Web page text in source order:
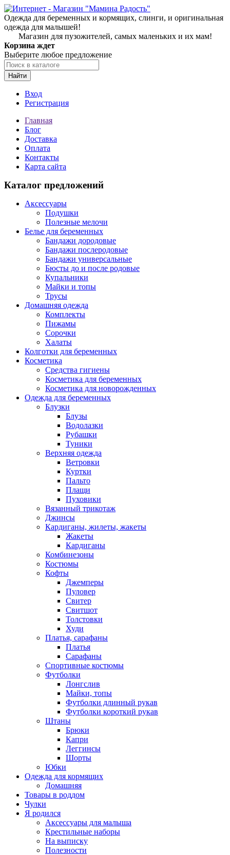
Одежда для беременных и кормящих, слинги, и оригинальная
одежда для малышей!
Магазин для пузожителей, самых маленьких и их мам!
Корзина ждет
Выберите любое предложение
Найти
Вход
Регистрация
Главная
Блог
Доставка
Оплата
Контакты
Карта сайта
Каталог предложений
Аксессуары
Подушки
Полезные мелочи
Белье для беременных
Бандажи дородовые
Бандажи послеродовые
Бандажи универсальные
Бюсты до и после родовые
Купальники
Майки и топы
Трусы
Домашняя одежда
Комплекты
Пижамы
Сорочки
Халаты
Колготки для беременных
Косметика
Cредства гигиены
Косметика для беременных
Косметика для новорожденных
Одежда для беременных
Блузки
Блузы
Водолазки
Рубашки
Туники
Верхняя одежда
Ветровки
Куртки
Пальто
Плащи
Пуховики
Вязанный трикотаж
Джинсы
Кардиганы, жилеты, жакеты
Жакеты
Кардиганы
Комбинезоны
Костюмы
Кофты
Джемперы
Пуловер
Свитер
Свитшот
Толстовки
Худи
Платья, сарафаны
Платья
Сарафаны
Спортивные костюмы
Футболки
Лонгслив
Майки, топы
Футболки длинный рукав
Футболки короткий рукав
Штаны
Брюки
Капри
Леггинсы
Шорты
Юбки
Одежда для кормящих
Домашняя
Товары в роддом
Чулки
Я родился
Аксессуары для малыша
Крестильные наборы
На выписку
Полезности